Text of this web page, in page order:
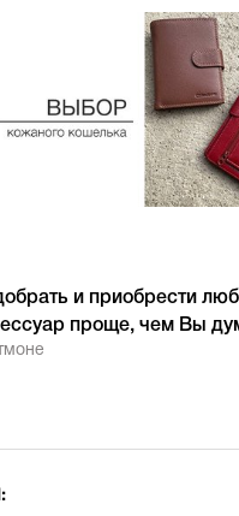
и приобрести
проще, чем Вы